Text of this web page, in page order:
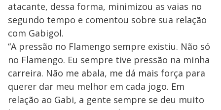
atacante, dessa forma, minimizou as vaias no
segundo tempo e comentou sobre sua relação
com Gabigol.
“A pressão no Flamengo sempre existiu. Não só
no Flamengo. Eu sempre tive pressão na minha
carreira. Não me abala, me dá mais força para
querer dar meu melhor em cada jogo. Em
relação ao Gabi, a gente sempre se deu muito